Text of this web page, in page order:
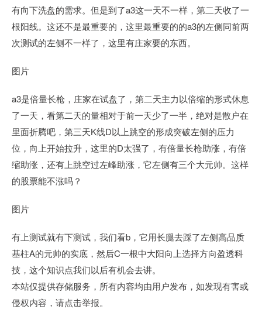
有向下洗盘的需求。但是到了a3这一天不一样，第二天收了一
根阳线。这还不是最重要的，这里最重要的的a3的左侧同前两
次测试的左侧不一样了，这里有庄家要的东西。
图片
a3是倍量长枪，庄家在试盘了，第二天主力以倍缩的形式休息
了一天，看第二天的量相对于前一天少了一半，绝对是散户在
里面折腾吧，第三天K线D以上跳空的形成突破左侧的压力
位，向上开始拉升，这里的D太强了，有倍量长枪助涨，有倍
缩助涨，还有上跳空过左峰助涨，它左侧有三个大元帅。这样
的股票能不涨吗？
图片
有上测试就有下测试，我们看b，它用长腿去踩了左侧高品质
基柱A的元帅的实底，然后C一根中大阳向上选择方向盈透科
技，这个知识点我们以后有机会去讲。
本站仅提供存储服务，所有内容均由用户发布，如发现有害或
侵权内容，请点击举报。